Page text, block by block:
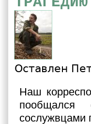
Оставлен
Наш
пообщался
сослужвцами